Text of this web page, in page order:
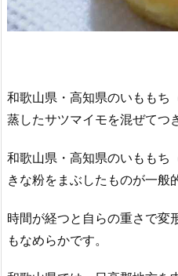
和歌山県・高知県のいももち
蒸したサツマイモを混ぜてつ
和歌山県・高知県のいももち
きな粉をまぶしたものが一般
時間が経つと自らの重さで変
もなめらかです。